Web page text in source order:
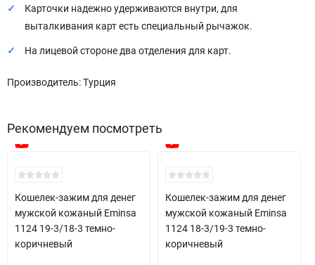
Карточки надежно удерживаются внутри, для
выталкивания карт есть специальный рычажок.
На лицевой стороне два отделения для карт.
Производитель: Турция
Рекомендуем посмотреть
New!
Кошелек-зажим для денег
мужской кожаный Eminsa
1124 19-3/18-3 темно-
коричневый
New!
Кошелек-зажим для денег
мужской кожаный Eminsa
1124 18-3/19-3 темно-
коричневый